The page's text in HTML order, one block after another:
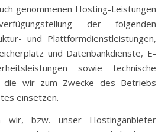
genommenen Hosting-Leistungen
der folgenden
und Plattformdienstleistungen,
und Datenbankdienste, E-
sowie technische
die wir zum Zwecke des Betriebs
einsetzen.
wir, bzw. unser Hostinganbieter